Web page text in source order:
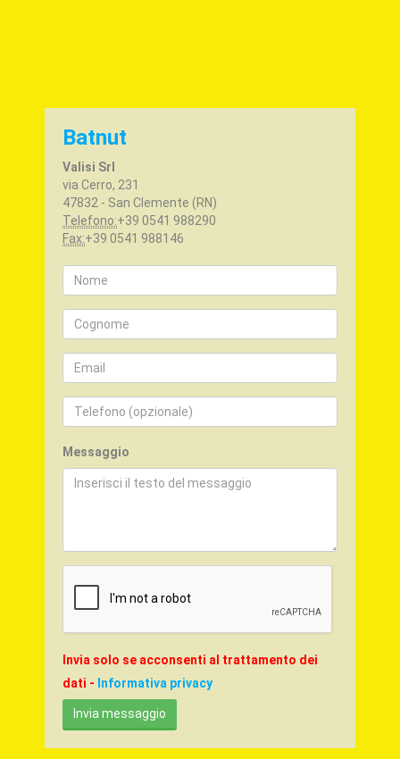
Batnut
Valisi Srl
via Cerro, 231
47832 - San Clemente (RN)
Telefono:+39 0541 988290
Fax:+39 0541 988146
Messaggio
Invia solo se acconsenti al trattamento dei
dati - Informativa privacy